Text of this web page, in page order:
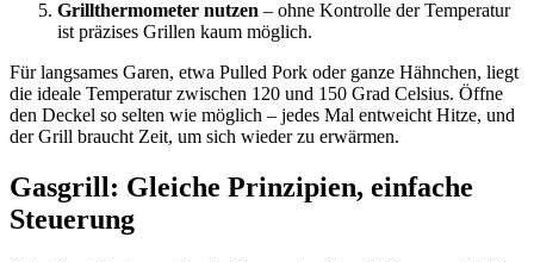
Grillthermometer nutzen – ohne Kontrolle der Temperatur
ist präzises Grillen kaum möglich.
Für langsames Garen, etwa Pulled Pork oder ganze Hähnchen, liegt
die ideale Temperatur zwischen 120 und 150 Grad Celsius. Öffne
den Deckel so selten wie möglich – jedes Mal entweicht Hitze, und
der Grill braucht Zeit, um sich wieder zu erwärmen.
Gasgrill: Gleiche Prinzipien, einfache
Steuerung